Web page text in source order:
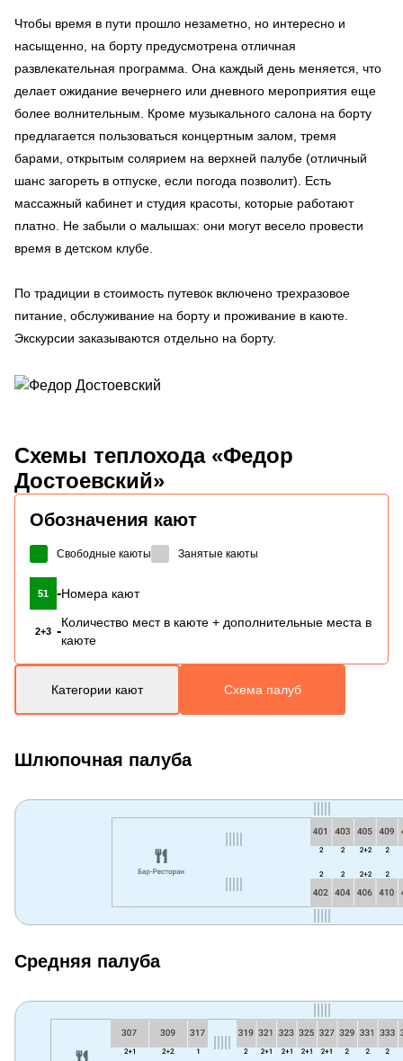
Чтобы время в пути прошло незаметно, но интересно и
насыщенно, на борту предусмотрена отличная
развлекательная программа. Она каждый день меняется, что
делает ожидание вечернего или дневного мероприятия еще
более волнительным. Кроме музыкального салона на борту
предлагается пользоваться концертным залом, тремя
барами, открытым солярием на верхней палубе (отличный
шанс загореть в отпуске, если погода позволит). Есть
массажный кабинет и студия красоты, которые работают
платно. Не забыли о малышах: они могут весело провести
время в детском клубе.
По традиции в стоимость путевок включено трехразовое
питание, обслуживание на борту и проживание в каюте.
Экскурсии заказываются отдельно на борту.
Схемы теплохода «Федор
Достоевский»
Обозначения кают
Свободные каюты Занятые каюты
51 -Номера кают
2+3 -
Количество мест в каюте + дополнительные места в
каюте
Категории кают Схема палуб
Шлюпочная палуба
Средняя палуба